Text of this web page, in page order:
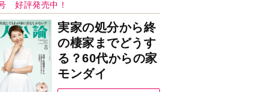
いじめられっ子だった精神
科医の贈る言葉
夫 著 詳しくみる
ォメーション